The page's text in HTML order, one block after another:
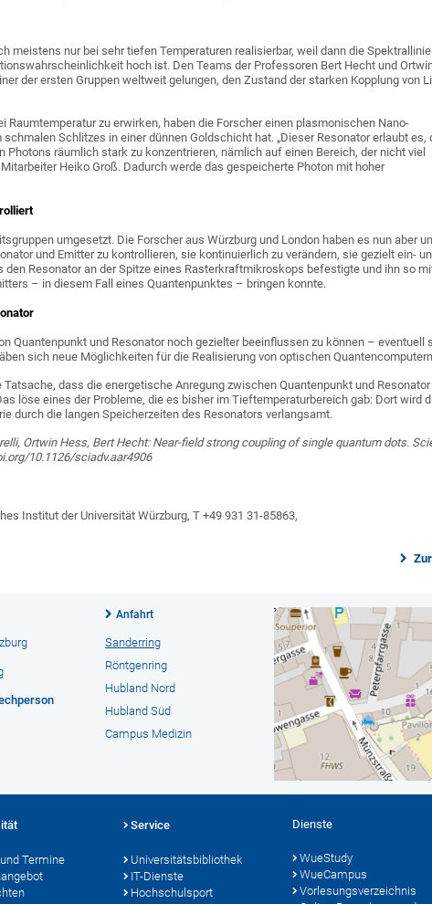
meistens nur bei sehr tiefen Temperaturen realisierbar, weil dann die
hoch ist. Den Teams der Professoren Bert Hecht und
der ersten Gruppen weltweit gelungen, den Zustand der starken Kopplung von
Raumtemperatur zu erwirken, haben die Forscher einen plasmonischen Nano-
Schlitzes in einer dünnen Goldschicht hat. „Dieser Resonator erlaubt es,
räumlich stark zu konzentrieren, nämlich auf einen Bereich, der nicht viel
Heiko Groß. Dadurch werde das gespeicherte Photon mit hoher
umgesetzt. Die Forscher aus Würzburg und London haben es nun aber
und Emitter zu kontrollieren, sie kontinuierlich zu verändern, sie gezielt ein-
den Resonator an der Spitze eines Rasterkraftmikroskops befestigte und ihn so
– in diesem Fall eines Quantenpunktes – bringen konnte.
Quantenpunkt und Resonator noch gezielter beeinflussen zu können – eventuell
sich neue Möglichkeiten für die Realisierung von optischen
dass die energetische Anregung zwischen Quantenpunkt und Resonator
löse eines der Probleme, die es bisher im Tieftemperaturbereich gab: Dort wird
durch die langen Speicherzeiten des Resonators verlangsamt.
Ortwin Hess, Bert Hecht: Near-field strong coupling of single quantum dots.
10.1126/sciadv.aar4906
Institut der Universität Würzburg, T +49 931 31-85863,
Anfahrt
Sanderring
Röntgenring
Hubland Nord
Hubland Süd
Campus Medizin
Termine
Service
Universitätsbibliothek
IT-Dienste
Hochschulsport
Dienste
WueStudy
WueCampus
Vorlesungsverzeichnis